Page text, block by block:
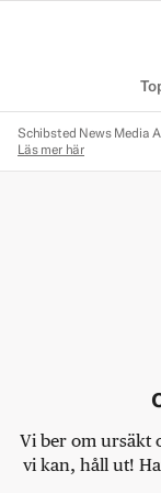
Schibsted News Media
Läs mer här
Vi ber om ursäkt
vi kan, håll ut!